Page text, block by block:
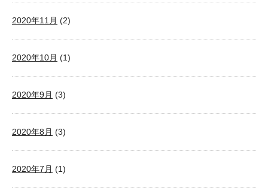
2020年11月 (2)
2020年10月 (1)
2020年9月 (3)
2020年8月 (3)
2020年7月 (1)